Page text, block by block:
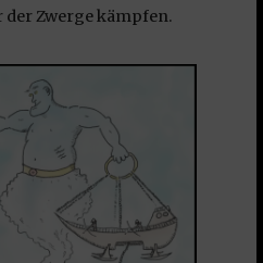
der Zwerge kämpfen.